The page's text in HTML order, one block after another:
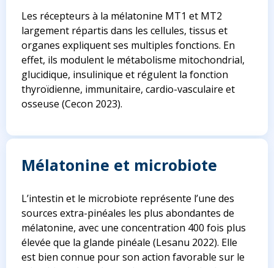
Les récepteurs à la mélatonine MT1 et MT2
largement répartis dans les cellules, tissus et
organes expliquent ses multiples fonctions. En
effet, ils modulent le métabolisme mitochondrial,
glucidique, insulinique et régulent la fonction
thyroïdienne, immunitaire, cardio-vasculaire et
osseuse (Cecon 2023).
Mélatonine et microbiote
L’intestin et le microbiote représente l’une des
sources extra-pinéales les plus abondantes de
mélatonine, avec une concentration 400 fois plus
élevée que la glande pinéale (Lesanu 2022). Elle
est bien connue pour son action favorable sur le